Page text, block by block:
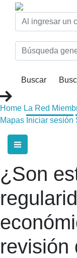
Home La Red
Mapas Iniciar sesión
¿Son
revisión